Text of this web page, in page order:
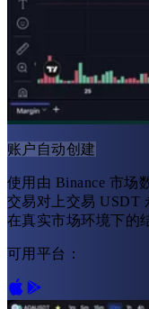
账户自动创建
使用由 Binance 市场
交易对上交易 USDT
在真实市场环境下的
可用平台：